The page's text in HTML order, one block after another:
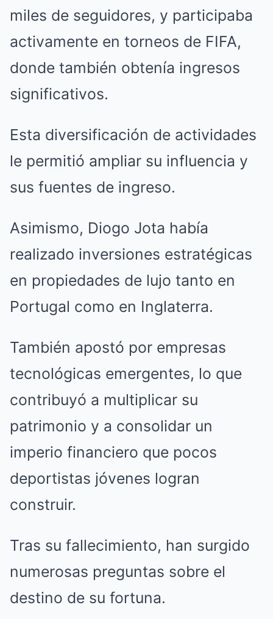
miles de seguidores, y participaba
activamente en torneos de FIFA,
donde también obtenía ingresos
significativos.
Esta diversificación de actividades
le permitió ampliar su influencia y
sus fuentes de ingreso.
Asimismo, Diogo Jota había
realizado inversiones estratégicas
en propiedades de lujo tanto en
Portugal como en Inglaterra.
También apostó por empresas
tecnológicas emergentes, lo que
contribuyó a multiplicar su
patrimonio y a consolidar un
imperio financiero que pocos
deportistas jóvenes logran
construir.
Tras su fallecimiento, han surgido
numerosas preguntas sobre el
destino de su fortuna.